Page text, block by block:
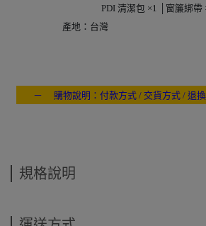
PDI 清潔包 ×1 │窗簾綁帶
產地：台灣
－ 購物說明：付款方式 / 交貨方式 / 退
規格說明